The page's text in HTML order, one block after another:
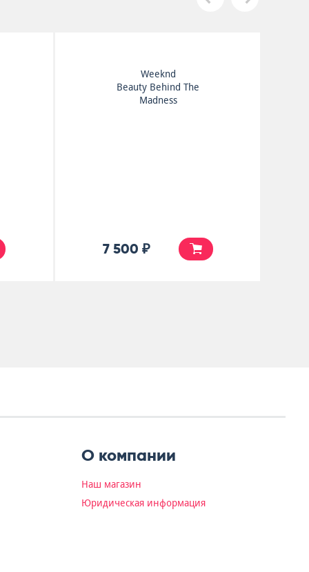
Weeknd
Beauty Behind The
Madness
7 500 ₽
О компании
Наш магазин
Юридическая информация